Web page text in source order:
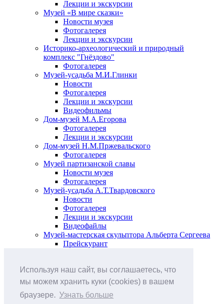
Используя наш сайт, вы соглашаетесь, что
мы можем хранить куки (cookies) в вашем
браузере. Узнать больше
Лекции и экскурсии
Музей «В мире сказки»
Новости музея
Фотогалерея
Лекции и экскурсии
Историко-археологический и природный
комплекс "Гнёздово"
Фотогалерея
Музей-усадьба М.И.Глинки
Новости
Фотогалерея
Лекции и экскурсии
Видеофильмы
Дом-музей М.А.Егорова
Фотогалерея
Лекции и экскурсии
Дом-музей Н.М.Пржевальского
Фотогалерея
Музей партизанской славы
Новости музея
Фотогалерея
Музей-усадьба А.Т.Твардовского
Новости
Фотогалерея
Лекции и экскурсии
Видеофайлы
Музей-мастерская скульптора Альберта Сергеева
Прейскурант
Анонс мероприятий
Виртуальные выставки
О музее